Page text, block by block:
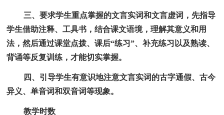
三、要求学生重点掌握的文言实词和文言虚词，先指导
学生借助注释、工具书，结合课文语境，理解其意义和用
法，然后通过课堂点拨、课后“练习”、补充练习以及熟读、
背诵等反复训练，才能切实掌握。
四、引导学生有意识地注意文言实词的古字通假、古今
异义、单音词和双音词等现象。
教学时数